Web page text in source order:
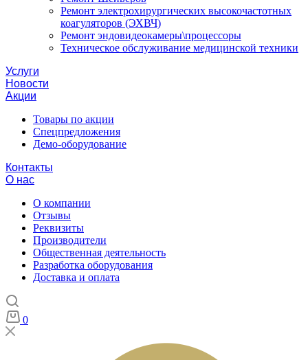
Ремонт электрохирургических высокочастотных
коагуляторов (ЭХВЧ)
Ремонт эндовидеокамеры\процессоры
Техническое обслуживание медицинской техники
Услуги
Новости
Акции
Товары по акции
Спецпредложения
Демо-оборудование
Контакты
О нас
О компании
Отзывы
Реквизиты
Производители
Общественная деятельность
Разработка оборудования
Доставка и оплата
0